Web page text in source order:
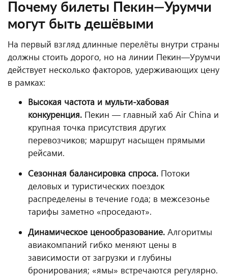
Почему билеты Пекин—Урумчи
могут быть дешёвыми
На первый взгляд длинные перелёты внутри страны
должны стоить дорого, но на линии Пекин—Урумчи
действует несколько факторов, удерживающих цену
в рамках:
Высокая частота и мульти-хабовая
конкуренция. Пекин — главный хаб Air China и
крупная точка присутствия других
перевозчиков; маршрут насыщен прямыми
рейсами.
Сезонная балансировка спроса. Потоки
деловых и туристических поездок
распределены в течение года; в межсезонье
тарифы заметно «проседают».
Динамическое ценообразование. Алгоритмы
авиакомпаний гибко меняют цены в
зависимости от загрузки и глубины
бронирования; «ямы» встречаются регулярно.